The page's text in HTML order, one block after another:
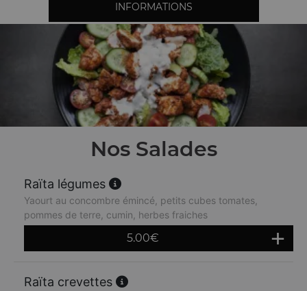
INFORMATIONS
Nos Salades
Raïta légumes
Yaourt au concombre émincé, petits cubes tomates,
pommes de terre, cumin, herbes fraiches
5.00€
Raïta crevettes